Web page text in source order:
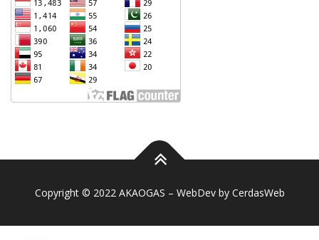
Copyright © 2022 AKAOGAS – WebDev by CerdasWeb